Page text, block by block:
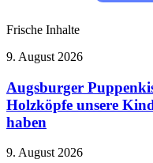
Frische Inhalte
Augsburger
Warum
ein
paar
Holzköpfe
Kindheit
9. August 2026
Augsburger
Holzköpfe unsere
haben
xTool
9. August 2026